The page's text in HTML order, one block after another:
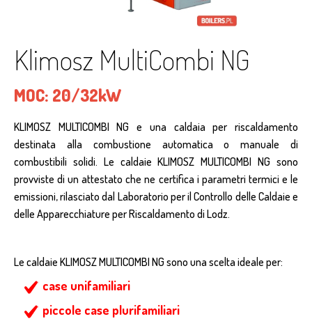
Klimosz MultiCombi NG
MOC: 20/32kW
KLIMOSZ MULTICOMBI NG e una caldaia per riscaldamento
destinata alla combustione automatica o manuale di
combustibili solidi. Le caldaie KLIMOSZ MULTICOMBI NG sono
provviste di un attestato che ne certifica i parametri termici e le
emissioni, rilasciato dal Laboratorio per il Controllo delle Caldaie e
delle Apparecchiature per Riscaldamento di Lodz.
Le caldaie KLIMOSZ MULTICOMBI NG sono una scelta ideale per:
case unifamiliari
piccole case plurifamiliari